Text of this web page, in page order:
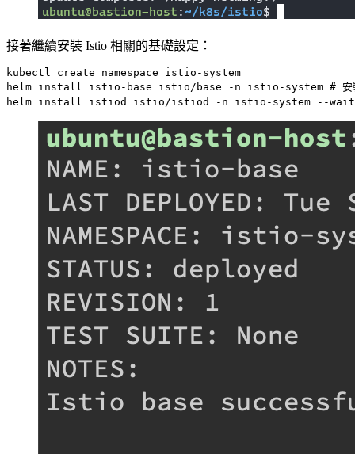
接著繼續安裝 Istio 相關的基礎設定：
helm install istio-base istio/base -n istio-system # 安
helm install istiod istio/istiod -n istio-system --